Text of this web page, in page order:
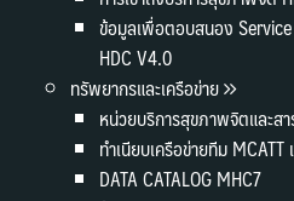
ข้อมูลเพื่อตอบสนอง
HDC V4.0
ทรัพยากรและเครือข่าย
หน่วยบริการสุขภาพจิตและส
ทำเนียบเครือข่ายทีม
DATA CATALOG MHC7